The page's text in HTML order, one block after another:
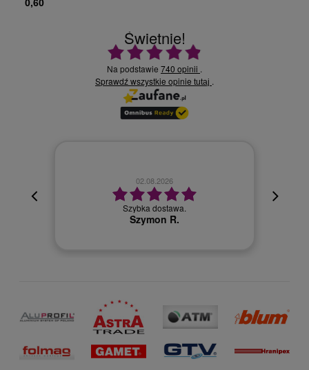
0,60
Świetnie!
Ocena średnia 4.9 na 5
Na podstawie 740 opinii .
Sprawdź wszystkie opinie tutaj .
02.08.2026
Szybka dostawa.
Szymon R.